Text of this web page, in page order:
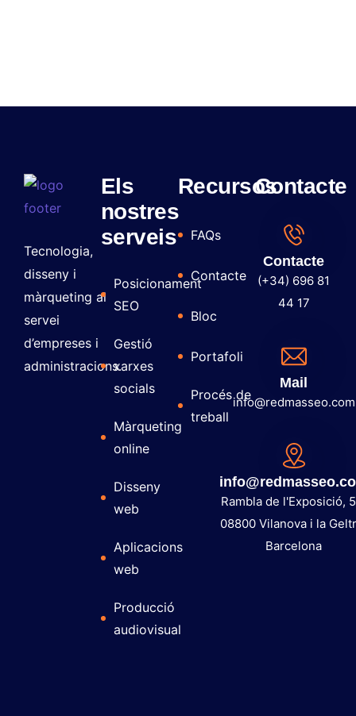
Tecnologia,
disseny i
màrqueting al
servei
d’empreses i
administracions.
Els
nostres
serveis
Posicionament
SEO
Gestió
xarxes
socials
Màrqueting
online
Disseny
web
Aplicacions
web
Producció
audiovisual
Recursos
FAQs
Contacte
Bloc
Portafoli
Procés de
treball
Contacte
Contacte
(+34) 696 81
44 17
Mail
info@redmasseo.com
Rambla de l'Exposició,
08800 Vilanova i la
Barcelona